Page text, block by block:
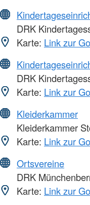
DRK
Karte: Link zur
DRK
Karte: Link zur
Kleiderkammer
Kleiderkammer
Karte: Link zur
Ortsvereine
DRK
Karte: Link zur